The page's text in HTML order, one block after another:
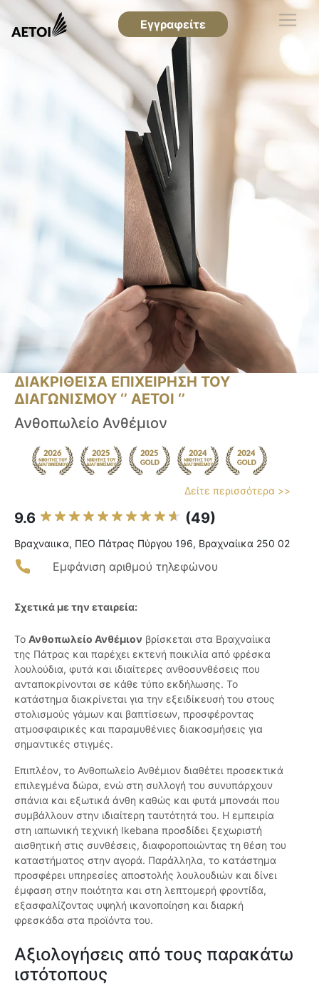
Εγγραφείτε
ΔΙΑΚΡΙΘΕΙΣΑ ΕΠΙΧΕΙΡΗΣΗ ΤΟΥ
ΔΙΑΓΩΝΙΣΜΟΥ ‘’ ΑΕΤΟΙ ‘’
Ανθοπωλείο Ανθέμιον
Δείτε περισσότερα >>
9.6 (49)
Βραχναιικα, ΠΕΟ Πάτρας Πύργου 196, Βραχναίικα 250 02
Εμφάνιση αριθμού τηλεφώνου
Σχετικά με την εταιρεία:
Το Ανθοπωλείο Ανθέμιον βρίσκεται στα Βραχναίικα
της Πάτρας και παρέχει εκτενή ποικιλία από φρέσκα
λουλούδια, φυτά και ιδιαίτερες ανθοσυνθέσεις που
ανταποκρίνονται σε κάθε τύπο εκδήλωσης. Το
κατάστημα διακρίνεται για την εξειδίκευσή του στους
στολισμούς γάμων και βαπτίσεων, προσφέροντας
ατμοσφαιρικές και παραμυθένιες διακοσμήσεις για
σημαντικές στιγμές.
Επιπλέον, το Ανθοπωλείο Ανθέμιον διαθέτει προσεκτικά
επιλεγμένα δώρα, ενώ στη συλλογή του συνυπάρχουν
σπάνια και εξωτικά άνθη καθώς και φυτά μπονσάι που
συμβάλλουν στην ιδιαίτερη ταυτότητά του. Η εμπειρία
στη ιαπωνική τεχνική Ikebana προσδίδει ξεχωριστή
αισθητική στις συνθέσεις, διαφοροποιώντας τη θέση του
καταστήματος στην αγορά. Παράλληλα, το κατάστημα
προσφέρει υπηρεσίες αποστολής λουλουδιών και δίνει
έμφαση στην ποιότητα και στη λεπτομερή φροντίδα,
εξασφαλίζοντας υψηλή ικανοποίηση και διαρκή
φρεσκάδα στα προϊόντα του.
Αξιολογήσεις από τους παρακάτω
ιστότοπους